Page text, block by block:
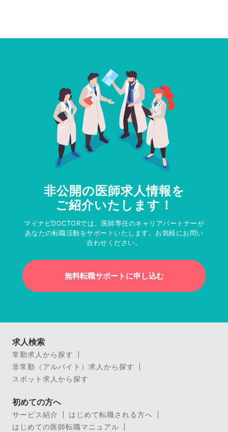
非公開の医師求人情報を
ご紹介いたします！
マイナビDOCTORでは、医師専任のキャリアパートナーが
あなたの転職活動をサポートいたします。お気軽にお問い
合わせください。
無料転職サポートに申し込む
求人検索
常勤求人から探す
非常勤（アルバイト）求人から探す
スポット求人から探す
初めての方へ
サービス紹介
はじめて転職される方へ
はじめての医師転職マニュアル